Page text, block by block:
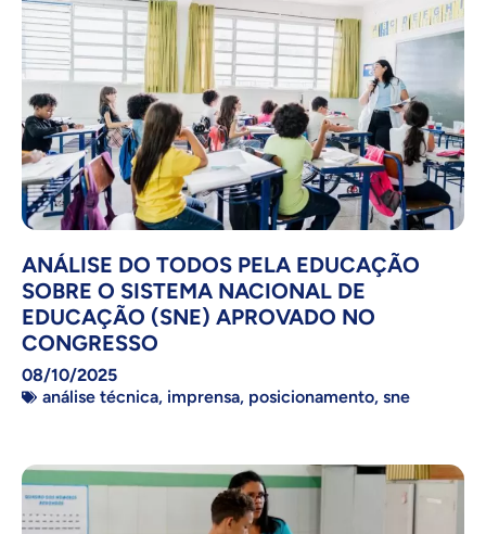
ANÁLISE DO TODOS PELA EDUCAÇÃO
SOBRE O SISTEMA NACIONAL DE
EDUCAÇÃO (SNE) APROVADO NO
CONGRESSO
08/10/2025
análise técnica, imprensa, posicionamento, sne